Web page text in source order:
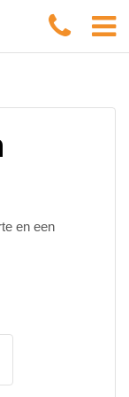
en een